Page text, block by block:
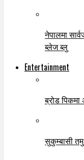
नेपालमा
ब्लेज ब्लु
Entertainment
ब्रोड
सुकुम्बासी